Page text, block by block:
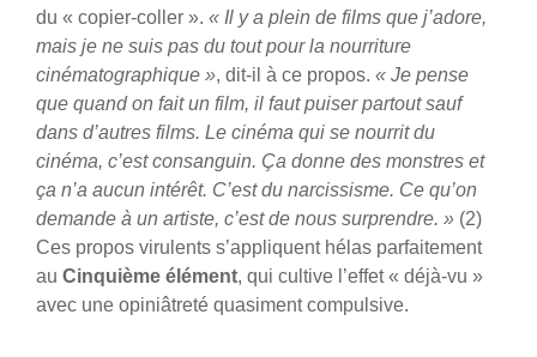
du « copier-coller ». « Il y a plein de films que j’adore,
mais je ne suis pas du tout pour la nourriture
cinématographique », dit-il à ce propos. « Je pense
que quand on fait un film, il faut puiser partout sauf
dans d’autres films. Le cinéma qui se nourrit du
cinéma, c’est consanguin. Ça donne des monstres et
ça n’a aucun intérêt. C’est du narcissisme. Ce qu’on
demande à un artiste, c’est de nous surprendre. » (2)
Ces propos virulents s’appliquent hélas parfaitement
au Cinquième élément, qui cultive l’effet « déjà-vu »
avec une opiniâtreté quasiment compulsive.